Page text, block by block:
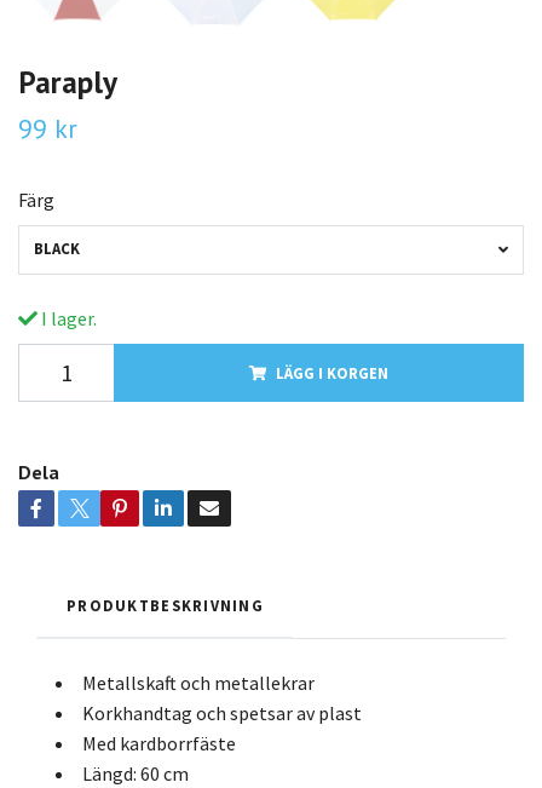
Paraply
99 kr
Färg
BLACK
I lager.
LÄGG I KORGEN
Dela
PRODUKTBESKRIVNING
Metallskaft och metallekrar
Korkhandtag och spetsar av plast
Med kardborrfäste
Längd: 60 cm